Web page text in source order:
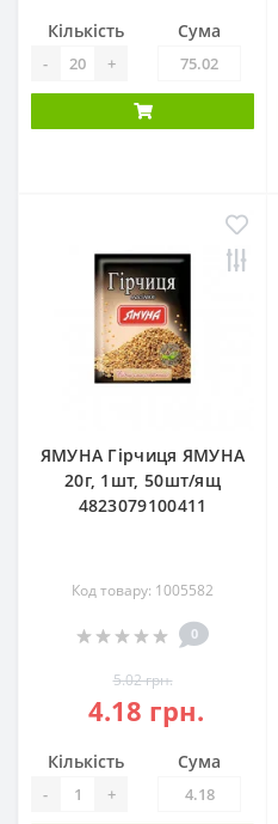
Кількість
- +
Сума
ЯМУНА Гірчиця ЯМУНА
20г, 1шт, 50шт/ящ
4823079100411
Код товару: 1005582
0
5.02 грн.
4.18 грн.
Кількість
- +
Сума